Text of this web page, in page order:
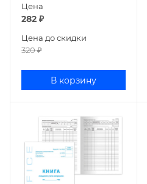
Цена
282 ₽
Цена до скидки
320₽
В корзину